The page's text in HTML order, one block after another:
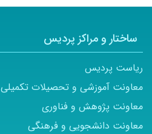
ساختار و مراکز پردیس
ریاست پردیس
معاونت آموزشی و تحصیلات تکمیلی
معاونت پژوهش و فناوری
معاونت دانشجویی و فرهنگی